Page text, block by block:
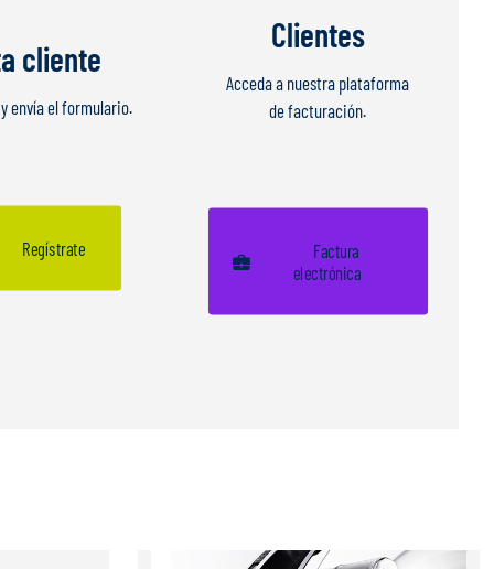
cliente
envía el formulario.
Regístrate
Clientes
Acceda a nuestra plataforma
de facturación.
Factura
electrónica